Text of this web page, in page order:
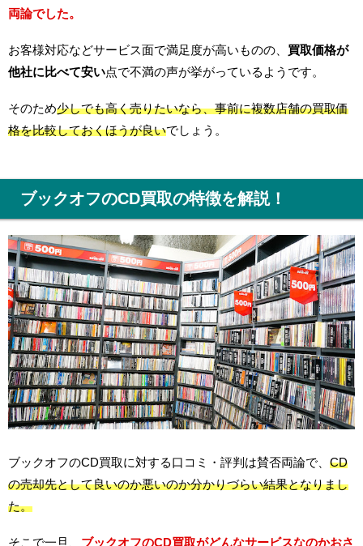
両論でした。
お客様対応などサービス面で満足度が高いものの、 買取価格が
他社に比べて安い点で不満の声が挙がっているようです。
そのため少しでも高く売りたいなら、事前に複数店舗の買取価
格を比較しておくほうが良いでしょう。
ブックオフのCD買取の特徴を解説！
ブックオフのCD買取に対する口コミ・評判は賛否両論で、 CD
の売却先として良いのか悪いのか分かりづらい結果となりまし
た。
そこで一旦、 ブックオフのCD買取がどんなサービスなのかおさ